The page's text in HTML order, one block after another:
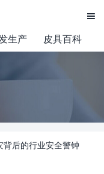

生产 皮具百科
背后的行业安全警钟